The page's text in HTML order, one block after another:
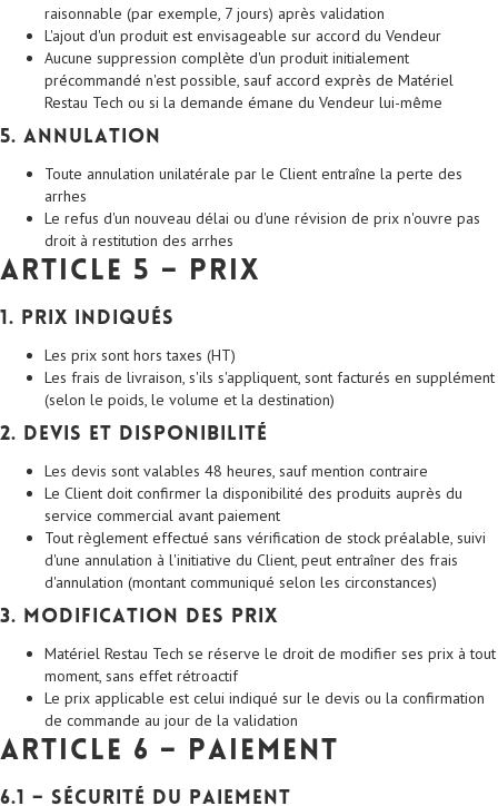
raisonnable (par exemple, 7 jours) après validation
L'ajout d'un produit est envisageable sur accord du Vendeur
Aucune suppression complète d'un produit initialement
précommandé n'est possible, sauf accord exprès de Matériel
Restau Tech ou si la demande émane du Vendeur lui-même
5. Annulation
Toute annulation unilatérale par le Client entraîne la perte des
arrhes
Le refus d'un nouveau délai ou d'une révision de prix n'ouvre pas
droit à restitution des arrhes
Article 5 – Prix
1. Prix indiqués
Les prix sont hors taxes (HT)
Les frais de livraison, s'ils s'appliquent, sont facturés en supplément
(selon le poids, le volume et la destination)
2. Devis et disponibilité
Les devis sont valables 48 heures, sauf mention contraire
Le Client doit confirmer la disponibilité des produits auprès du
service commercial avant paiement
Tout règlement effectué sans vérification de stock préalable, suivi
d'une annulation à l'initiative du Client, peut entraîner des frais
d'annulation (montant communiqué selon les circonstances)
3. Modification des prix
Matériel Restau Tech se réserve le droit de modifier ses prix à tout
moment, sans effet rétroactif
Le prix applicable est celui indiqué sur le devis ou la confirmation
de commande au jour de la validation
Article 6 – Paiement
6.1 – Sécurité du paiement